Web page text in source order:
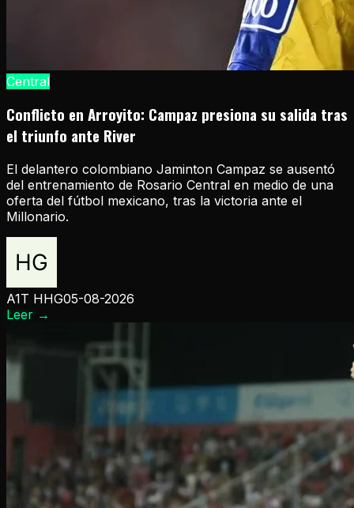
Central
Conflicto en Arroyito: Campaz presiona su salida tras
el triunfo ante River
El delantero colombiano Jaminton Campaz se ausentó
del entrenamiento de Rosario Central en medio de una
oferta del fútbol mexicano, tras la victoria ante el
Millonario.
A1T HHG05-08-2026
Leer →